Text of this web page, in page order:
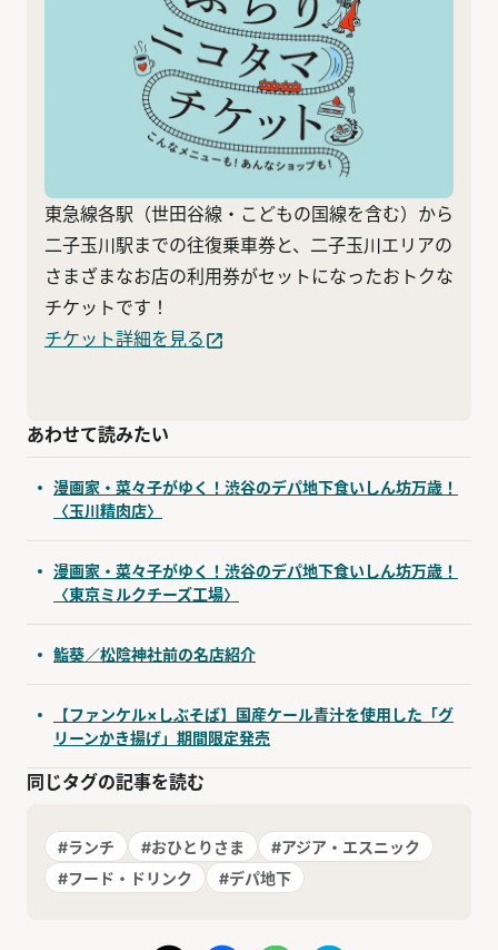
東急線各駅（世田谷線・こどもの国線を含む）から
二子玉川駅までの往復乗車券と、二子玉川エリアの
さまざまなお店の利用券がセットになったおトクな
チケットです！
チケット詳細を見る
あわせて読みたい
漫画家・菜々子がゆく！渋谷のデパ地下食いしん坊万歳！
〈玉川精肉店〉
漫画家・菜々子がゆく！渋谷のデパ地下食いしん坊万歳！
〈東京ミルクチーズ工場〉
鮨葵／松陰神社前の名店紹介
【ファンケル×しぶそば】国産ケール青汁を使用した「グ
リーンかき揚げ」期間限定発売
同じタグの記事を読む
#ランチ #おひとりさま
#アジア・エスニック
#フード・ドリンク
#デパ地下